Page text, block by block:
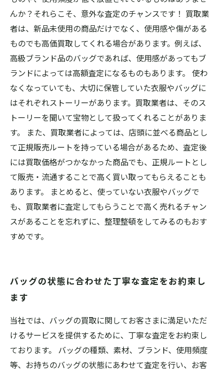
んか？それらこそ、意外な査定のチャンスです！ 買取業
者は、新品未使用の商品だけでなく、使用感や傷がある
ものでも高価買取してくれる場合があります。例えば、
高級ブランド品のバッグであれば、使用感があってもブ
ランドによっては高額査定になるものもあります。 使わ
なくなっていても、大切に保管していた衣服やバッグに
はそれぞれストーリーがあります。買取業者は、そのス
トーリーを聞いて宝物として扱ってくれることがありま
す。 また、買取業者によっては、店頭に並べる商品とし
て正規販売ルートを持っている場合があるため、査定後
には買取価格がつかなかった商品でも、正規ルートとし
て販売・流通することで高く買い取ってもらえることも
あります。 まとめると、使っていない衣服やバッグで
も、買取業者に査定してもらうことで高く売れるチャン
スがあることを忘れずに、整理整頓をしてみるのもおす
すめです。
バッグの状態に合わせた丁寧な査定をお約束し
ます
当社では、バッグの買取に関してお客さまに満足いただ
けるサービスを提供するために、丁寧な査定をお約束し
ております。 バッグの種類、素材、ブランド、使用頻度
等、お持ちのバッグの状態にあわせて査定を行い、お客